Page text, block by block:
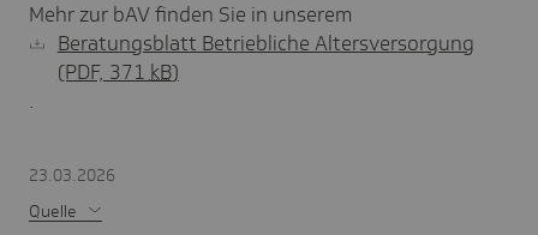
Mehr zur bAV finden Sie in unserem
Beratungsblatt Betriebliche Altersversorgung
(PDF, 371kB)
.
23.03.2026
Quelle